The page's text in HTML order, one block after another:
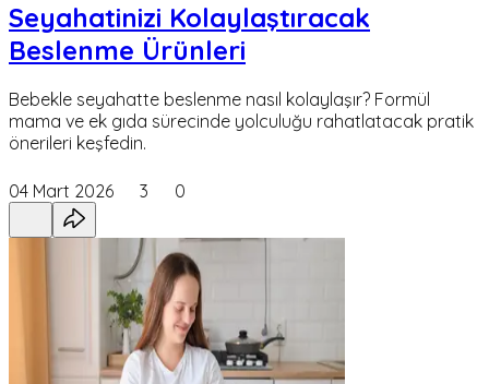
Seyahatinizi Kolaylaştıracak
Beslenme Ürünleri
Bebekle seyahatte beslenme nasıl kolaylaşır? Formül
mama ve ek gıda sürecinde yolculuğu rahatlatacak pratik
önerileri keşfedin.
04 Mart 2026 3 0